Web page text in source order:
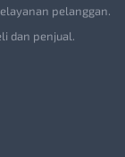
pelanggan.
dan penjual.